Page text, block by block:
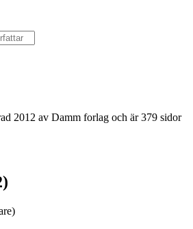
2012 av Damm forlag och är 379 sidor